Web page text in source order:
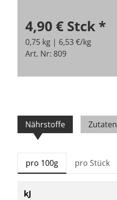
4,90 € Stck *
0,75 kg | 6,53 €/kg
Art. Nr: 809
Nährstoffe Zutaten
pro 100g pro Stück
kJ